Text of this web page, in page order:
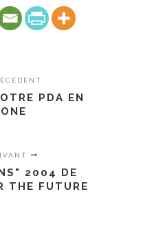
PDA EN
2004 DE
THE FUTURE